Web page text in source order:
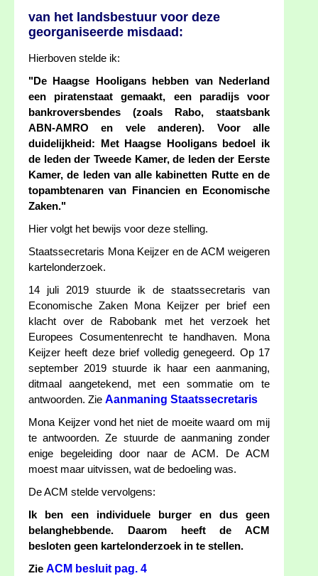
van het landsbestuur voor deze
georganiseerde misdaad:
Hierboven stelde ik:
"De Haagse Hooligans hebben van Nederland
een piratenstaat gemaakt, een paradijs voor
bankroversbendes (zoals Rabo, staatsbank
ABN-AMRO en vele anderen). Voor alle
duidelijkheid: Met Haagse Hooligans bedoel ik
de leden der Tweede Kamer, de leden der Eerste
Kamer, de leden van alle kabinetten Rutte en de
topambtenaren van Financien en Economische
Zaken."
Hier volgt het bewijs voor deze stelling.
Staatssecretaris Mona Keijzer en de ACM weigeren
kartelonderzoek.
14 juli 2019 stuurde ik de staatssecretaris van
Economische Zaken Mona Keijzer per brief een
klacht over de Rabobank met het verzoek het
Europees Cosumentenrecht te handhaven. Mona
Keijzer heeft deze brief volledig genegeerd. Op 17
september 2019 stuurde ik haar een aanmaning,
ditmaal aangetekend, met een sommatie om te
antwoorden. Zie Aanmaning Staatssecretaris
Mona Keijzer vond het niet de moeite waard om mij
te antwoorden. Ze stuurde de aanmaning zonder
enige begeleiding door naar de ACM. De ACM
moest maar uitvissen, wat de bedoeling was.
De ACM stelde vervolgens:
Ik ben een individuele burger en dus geen
belanghebbende. Daarom heeft de ACM
besloten geen kartelonderzoek in te stellen.
Zie ACM besluit pag. 4